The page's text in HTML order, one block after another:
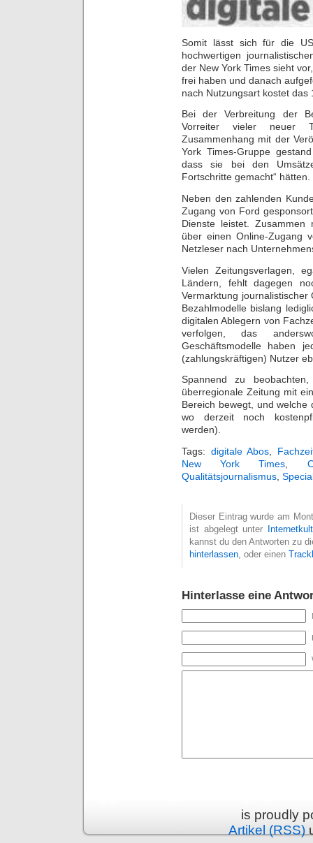
Somit lässt sich für die
hochwertigen
der New York Times sieht
frei haben und danach
nach Nutzungsart kostet das
Bei der Verbreitung der
Vorreiter vieler neuer
Zusammenhang mit der
York Times-Gruppe
dass sie bei den
Fortschritte gemacht“ hätten.
Neben den zahlenden
Zugang von Ford
Dienste leistet. Zusammen
über einen Online-Zugang
Netzleser nach
Vielen Zeitungsverlagen,
Ländern, fehlt dagegen
Vermarktung
Bezahlmodelle bislang
digitalen Ablegern von
verfolgen, das
Geschäftsmodelle haben
(zahlungskräftigen) Nutzer
Spannend zu
überregionale Zeitung mit
Bereich bewegt, und
wo derzeit noch
werden).
Tags: digitale Abos
New York Times
Qualitätsjournalismus
Dieser Eintrag wurde am
ist abgelegt unter
kannst du den Antworten zu
hinterlassen , oder einen
Hinterlasse eine
is proudly
Artikel (RSS)